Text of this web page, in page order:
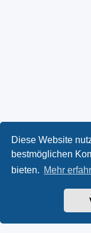
Diese Website
bestmöglichen
bieten. Mehr